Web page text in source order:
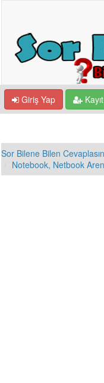
Giriş Yap
Sor Bilene Bilen Cevaplasın
Notebook, Netbook